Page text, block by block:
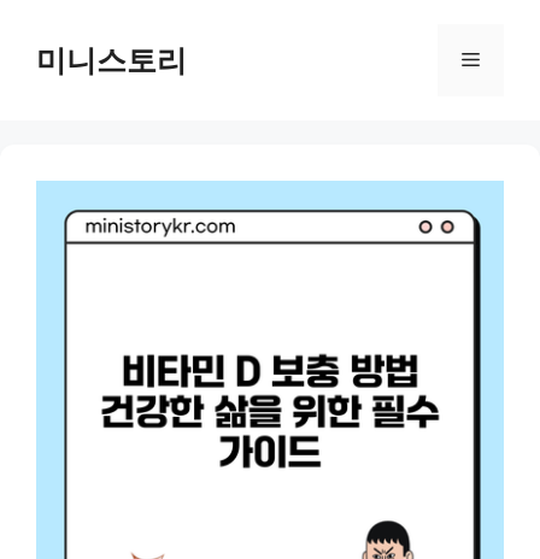
content미니스토리 Menu